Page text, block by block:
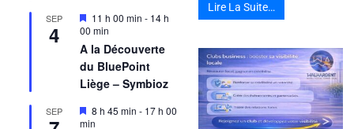
SEP
4
Mis
en
avant
11 h 00 min - 14 h
00 min
A la Découverte
du BluePoint
Liège – Symbioz
SEP
Mis
en
8 h 45 min - 17 h 00
min
Lire La Suite…